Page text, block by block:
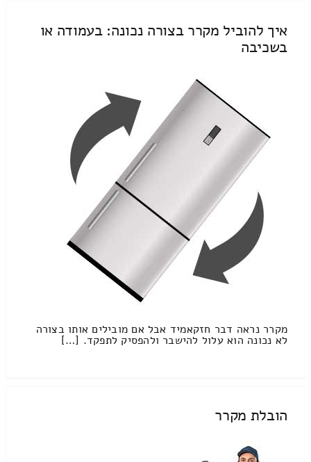
איך להוביל מקרר בצורה נכונה: בעמודה או
בשכיבה
מקרר נראה דבר חזקאמיד אבל אם מובילים אותו בצורה
לא נכונה הוא עלול להישבר ולהפסיק לתפקד. […]
הובלת מקרר